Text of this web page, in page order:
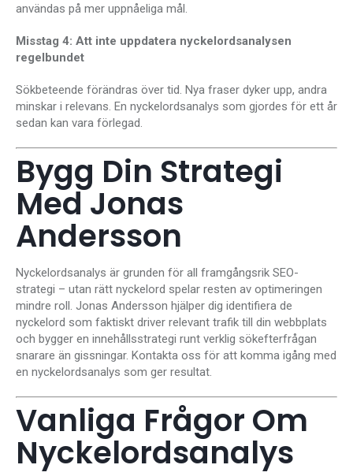
användas på mer uppnåeliga mål.
Misstag 4: Att inte uppdatera nyckelordsanalysen
regelbundet
Sökbeteende förändras över tid. Nya fraser dyker upp, andra
minskar i relevans. En nyckelordsanalys som gjordes för ett år
sedan kan vara förlegad.
Bygg Din Strategi
Med Jonas
Andersson
Nyckelordsanalys är grunden för all framgångsrik SEO-
strategi – utan rätt nyckelord spelar resten av optimeringen
mindre roll. Jonas Andersson hjälper dig identifiera de
nyckelord som faktiskt driver relevant trafik till din webbplats
och bygger en innehållsstrategi runt verklig sökefterfrågan
snarare än gissningar. Kontakta oss för att komma igång med
en nyckelordsanalys som ger resultat.
Vanliga Frågor Om
Nyckelordsanalys